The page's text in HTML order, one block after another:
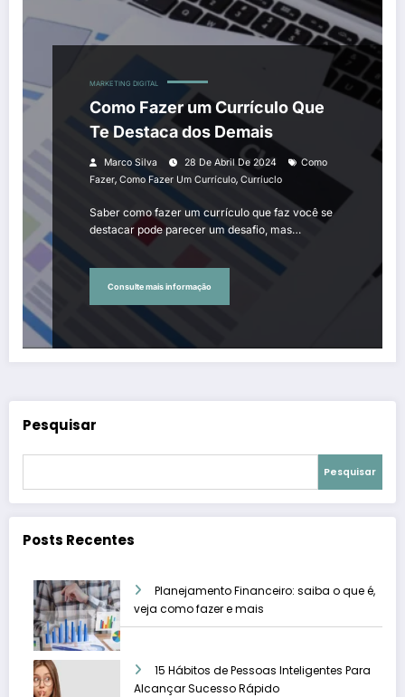
MARKETING DIGITAL
Como Fazer um Currículo Que
Te Destaca dos Demais
Marco Silva 28 De Abril De 2024
Como
Fazer, Como Fazer Um Currículo, Curríuclo
Saber como fazer um currículo que faz você se
destacar pode parecer um desafio, mas…
Consulte mais informação
Pesquisar
Pesquisar
Posts Recentes
Planejamento Financeiro: saiba o que é,
veja como fazer e mais
15 Hábitos de Pessoas Inteligentes Para
Alcançar Sucesso Rápido